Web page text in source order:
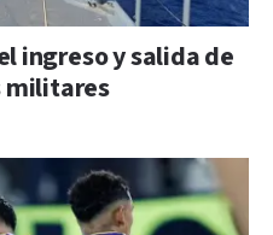
ingreso y salida de
militares